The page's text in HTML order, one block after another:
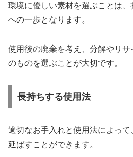
環境に優しい素材を選ぶことは
への一歩となります。
使用後の廃棄を考え、分解やリ
のものを選ぶことが大切です。
長持ちする使用法
適切なお手入れと使用法によっ
延ばすことができます。